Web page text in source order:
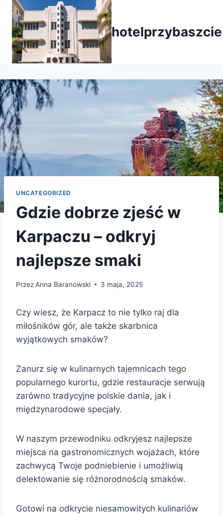
Przejdź
treści
UNCATEGORIZED
Gdzie dobrze zjeść w
Karpaczu – odkryj
najlepsze smaki
PrzezAnna Baranowski 3 maja, 2025
Czy wiesz, że Karpacz to nie tylko raj dla
miłośników gór, ale także skarbnica
wyjątkowych smaków?
Zanurz się w kulinarnych tajemnicach tego
popularnego kurortu, gdzie restauracje serwują
zarówno tradycyjne polskie dania, jak i
międzynarodowe specjały.
W naszym przewodniku odkryjesz najlepsze
miejsca na gastronomicznych wojażach, które
zachwycą Twoje podniebienie i umożliwią
delektowanie się różnorodnością smaków.
Gotowi na odkrycie niesamowitych kulinariów